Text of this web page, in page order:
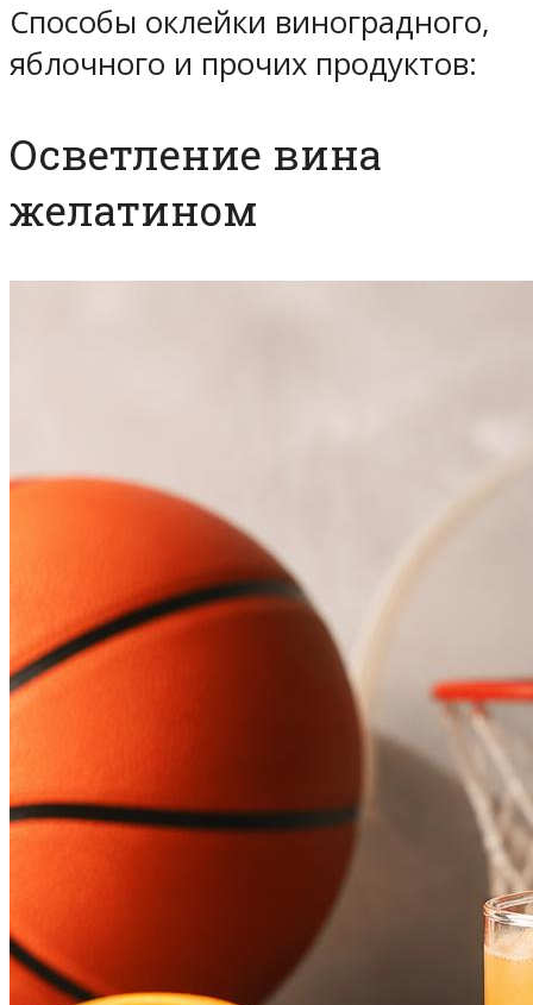
Способы оклейки виноградного,
яблочного и прочих продуктов:
Осветление вина
желатином